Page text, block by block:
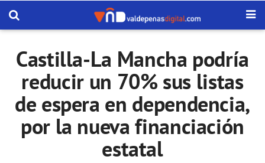
Castilla-La Mancha podría
reducir un 70% sus listas
de espera en dependencia,
por la nueva financiación
estatal